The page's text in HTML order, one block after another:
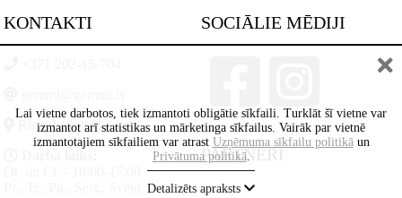
KONTAKTI
Rīga, Lāčplēšā iela 88
Pr., Tr., Pk., Sest., Svētd. -
SOCIĀLIE MĒDIJI
PARTNERI
Lai vietne darbotos, tiek izmantoti obligātie sīkfaili. Turklāt šī vietne var
izmantot arī statistikas un mārketinga sīkfailus. Vairāk par vietnē
izmantotajiem sīkfailiem var atrast Uzņēmuma sīkfailu politikāun
Privātuma politikā.
Detalizēts apraksts